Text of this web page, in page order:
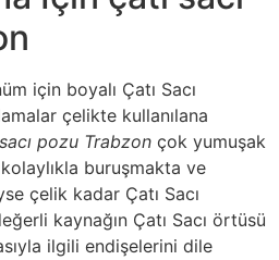
için boyalı Çatı Sacı
çelikte kullanılana
pozu Trabzon çok yumuşak
buruşmakta ve
çelik kadar Çatı Sacı
kaynağın Çatı Sacı örtüsü
ilgili endişelerini dile